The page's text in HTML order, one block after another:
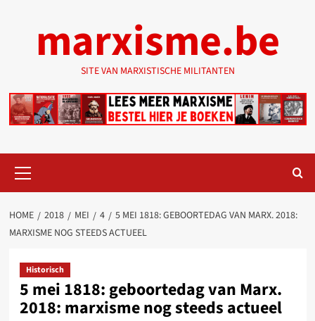
marxisme.be
SITE VAN MARXISTISCHE MILITANTEN
menu
HOME 2018 MEI 4
5 MEI 1818: GEBOORTEDAG VAN MARX. 2018:
MARXISME NOG STEEDS ACTUEEL
Historisch
5 mei 1818: geboortedag van Marx.
2018: marxisme nog steeds actueel